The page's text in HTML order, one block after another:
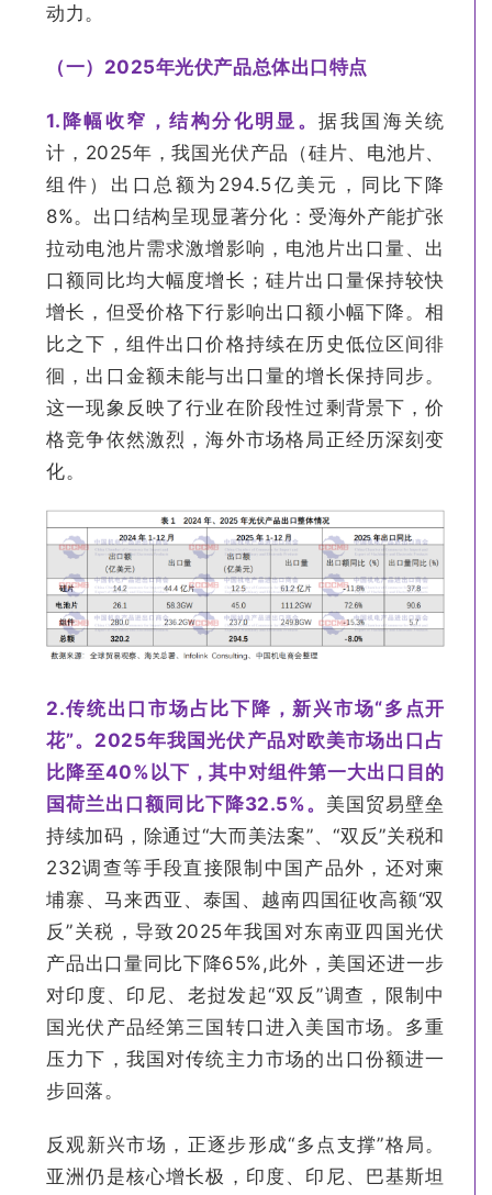
动力。
（一）2025年光伏产品总体出口特点
1. 降幅收窄，结构分化明显。据我国海关统
计，2025年，我国光伏产品（硅片、电池片、
组件）出口总额为294.5亿美元，同比下降
8%。出口结构呈现显著分化：受海外产能扩张
拉动电池片需求激增影响，电池片出口量、出
口额同比均大幅度增长；硅片出口量保持较快
增长，但受价格下行影响出口额小幅下降。相
比之下，组件出口价格持续在历史低位区间徘
徊，出口金额未能与出口量的增长保持同步。
这一现象反映了行业在阶段性过剩背景下，价
格竞争依然激烈，海外市场格局正经历深刻变
化。
2.传统出口市场占比下降，新兴市场“多点开
花”。2025年我国光伏产品对欧美市场出口占
比降至40%以下，其中对组件第一大出口目的
国荷兰出口额同比下降32.5%。 美国贸易壁垒
持续加码，除通过“大而美法案”、“双反”关税和
232调查等手段直接限制中国产品外，还对柬
埔寨、马来西亚、泰国、越南四国征收高额“双
反”关税，导致2025年我国对东南亚四国光伏
产品出口量同比下降65%,此外，美国还进一步
对印度、印尼、老挝发起“双反”调查，限制中
国光伏产品经第三国转口进入美国市场。多重
压力下，我国对传统主力市场的出口份额进一
步回落。
反观新兴市场，正逐步形成“多点支撑”格局。
亚洲仍是核心增长极，印度、印尼、巴基斯坦